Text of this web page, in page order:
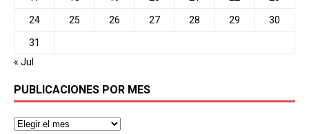
24 25 26 27 28 29 30
31
« Jul
PUBLICACIONES POR MES